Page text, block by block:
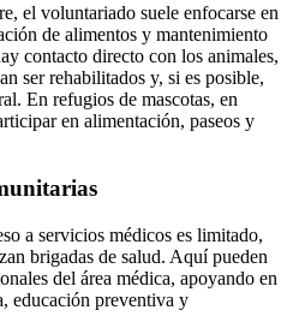
el voluntariado suele enfocarse en
de alimentos y mantenimiento
contacto directo con los animales,
ser rehabilitados y, si es posible,
En refugios de mascotas, en
en alimentación, paseos y
a servicios médicos es limitado,
brigadas de salud. Aquí pueden
del área médica, apoyando en
educación preventiva y